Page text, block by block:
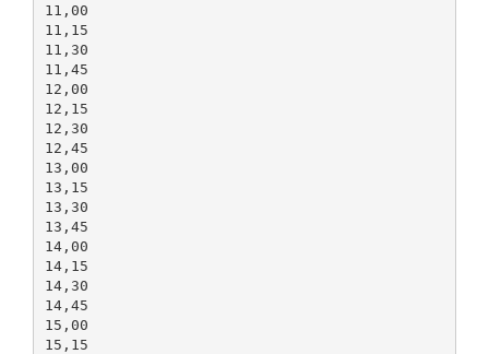
11,00
11,15
11,30
11,45
12,00
12,15
12,30
12,45
13,00
13,15
13,30
13,45
14,00
14,15
14,30
14,45
15,00
15,15